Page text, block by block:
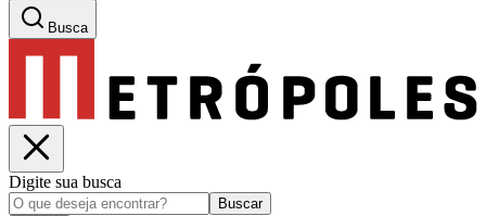
Busca
Digite sua busca
Buscar